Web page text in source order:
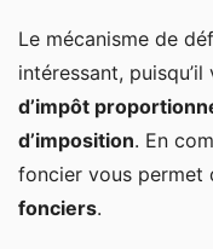
Le mécanisme de
intéressant,
d’impôt
d’imposition. En
foncier vous permet
fonciers.